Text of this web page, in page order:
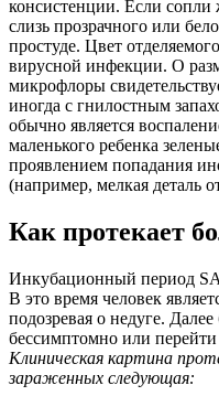
консистенции. Если
слизь прозрачного или
простуде. Цвет
вирусной инфекции. О
микрофлоры
иногда с гнилостным
обычно является
маленького ребенка
проявлением попадания
(например, мелкая деталь
Как протекает
Инкубационный период
В это время человек
подозревая о недуге.
бессимптомно или перейти
Клиническая картина
зараженных следующая: